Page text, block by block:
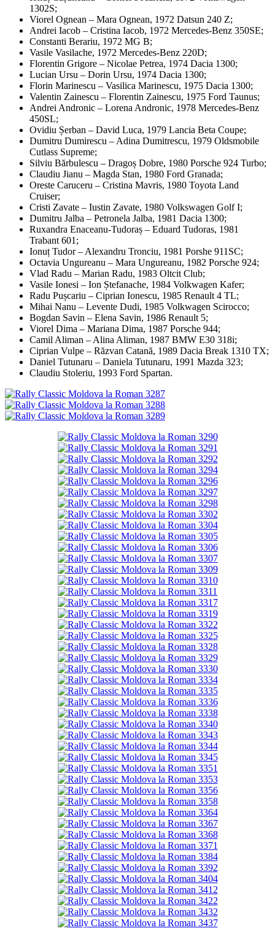
1302S;
Viorel Ognean – Mara Ognean, 1972 Datsun 240 Z;
Andrei Iacob – Cristina Iacob, 1972 Mercedes-Benz 350SE;
Constanti Berariu, 1972 MG B;
Vasile Vasilache, 1972 Mercedes-Benz 220D;
Florentin Grigore – Nicolae Petrea, 1974 Dacia 1300;
Lucian Ursu – Dorin Ursu, 1974 Dacia 1300;
Florin Marinescu – Vasilica Marinescu, 1975 Dacia 1300;
Valentin Zainescu – Florentin Zainescu, 1975 Ford Taunus;
Andrei Andronic – Lorena Andronic, 1978 Mercedes-Benz
450SL;
Ovidiu Șerban – David Luca, 1979 Lancia Beta Coupe;
Dumitru Dumirescu – Adina Dumitrescu, 1979 Oldsmobile
Cutlass Supreme;
Silviu Bărbulescu – Dragoș Dobre, 1980 Porsche 924 Turbo;
Claudiu Jianu – Magda Stan, 1980 Ford Granada;
Oreste Caruceru – Cristina Mavris, 1980 Toyota Land
Cruiser;
Cristi Zavate – Iustin Zavate, 1980 Volkswagen Golf I;
Dumitru Jalba – Petronela Jalba, 1981 Dacia 1300;
Ruxandra Enaceanu-Tudoraș – Eduard Tudoras, 1981
Trabant 601;
Ionuț Tudor – Alexandru Tronciu, 1981 Porshe 911SC;
Octavia Ungureanu – Mara Ungureanu, 1982 Porsche 924;
Vlad Radu – Marian Radu, 1983 Oltcit Club;
Vasile Ionesi – Ion Ștefanache, 1984 Volkwagen Kafer;
Radu Pușcariu – Ciprian Ionescu, 1985 Renault 4 TL;
Mihai Nanu – Levente Dudi, 1985 Volkwagen Scirocco;
Bogdan Savin – Elena Savin, 1986 Renault 5;
Viorel Dima – Mariana Dima, 1987 Porsche 944;
Camil Aliman – Alina Aliman, 1987 BMW E30 318i;
Ciprian Vulpe – Răzvan Catană, 1989 Dacia Break 1310 TX;
Daniel Tutunaru – Daniela Tutunaru, 1991 Mazda 323;
Claudiu Stoleriu, 1993 Ford Spartan.